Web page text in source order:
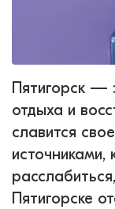
Пятигорск —
отдыха и
славится
источниками,
Пятигорске